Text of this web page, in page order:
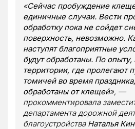
«Сейчас пробуждение
единичные случаи. Вести
обработку пока не сойдет
поверхность, невозможно.
наступят благоприятные
будут обработаны. По опыту,
территории, где пролегают
томичей во время
обработаны от клещей», —
прокомментировала
департамента дорожной
благоустройства Наталья